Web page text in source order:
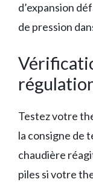
d’expansion
de pression
Testez votre
la consigne de
chaudière
piles si votre